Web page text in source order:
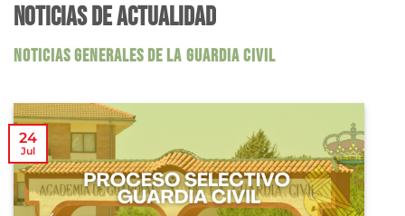
NOTICIAS DE ACTUALIDAD
NOTICIAS GENERALES DE LA GUARDIA CIVIL
24
Jul